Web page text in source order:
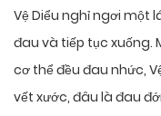
Vệ Diểu nghỉ ngơi một
đau và tiếp tục xuống.
cơ thể đều đau nhức,
vết xước, đâu là đau